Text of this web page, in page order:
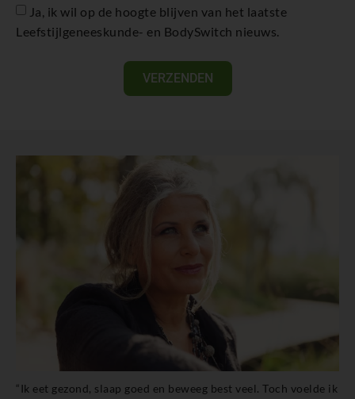
Ja, ik wil op de hoogte blijven van het laatste
Leefstijlgeneeskunde- en BodySwitch nieuws.
VERZENDEN
“Ik eet gezond, slaap goed en beweeg best veel. Toch voelde ik